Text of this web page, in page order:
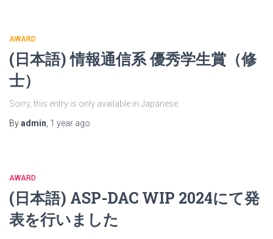
AWARD
(日本語) 情報通信系 優秀学生賞（修
士）
Sorry, this entry is only available in Japanese.
Byadmin 1 year ago
AWARD
(日本語) ASP-DAC WIP 2024にて発
表を行いました